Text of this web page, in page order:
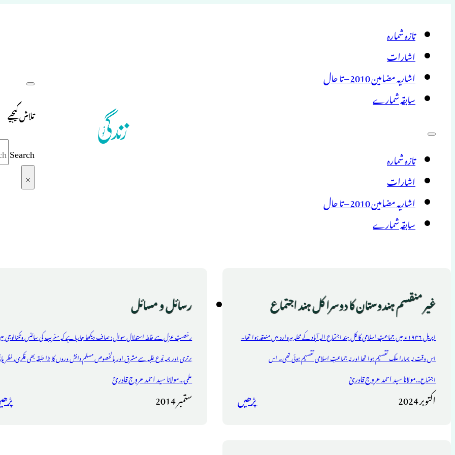
تازہ شمارہ
اشارات
اشاریہ مضامین 2010 – تا حال
سابقہ شمارے
تازہ شمارہ
اشارات
اشاریہ مضامین 2010 – تا حال
سابقہ شمارے
تلاش کیجیے
Search
×
غیر منقسم ہندوستان کا دوسرا کل ہند اجتماع
اپریل ۱۹۴۶ء میں جماعتِ اسلامی کا کل ہند اجتماع الہ آباد کے محلہ ہروارہ میں منعقد ہوا تھا۔
اس وقت نہ ہمارا ملک تقسیم ہوا تھا اور نہ جماعتِ اسلامی تقسیم ہوئی تھی۔ اس
اجتماع...مولانا سید احمد عروج قادریؒ
اکتوبر 2024 پڑھیں
رسائل و مسائل
رخصتِ عزل سے غلط استدلال سوال: صاف دیکھا جارہا ہے کہ مغرب کی سائنس وتکنالوجی
برتری اور ہمہ نوع غلبہ سے مشرق اور بالخصوص مسلم دانش وروں کا بڑا طبقہ بھی فکری،
علمی...مولانا سید احمد عروج قادریؒ
ستمبر 2014